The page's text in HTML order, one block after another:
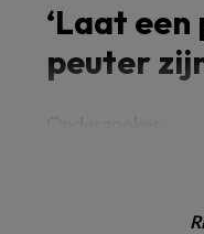
‘Laat
peuter